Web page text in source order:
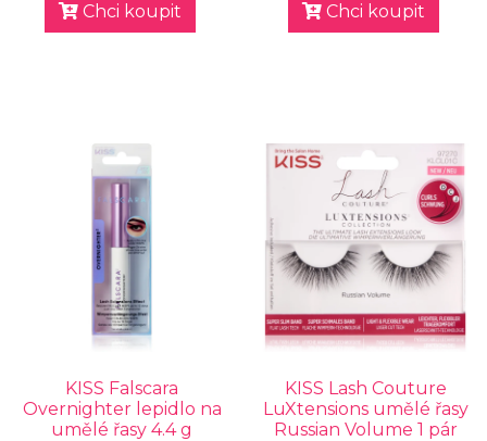
Chci koupit Chci koupit
KISS Falscara
Overnighter lepidlo na
umělé řasy 4.4 g
KISS Lash Couture
LuXtensions umělé řasy
Russian Volume 1 pár